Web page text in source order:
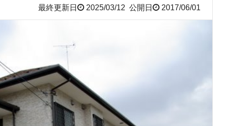
最終更新日 2025/03/12 公開日 2017/06/01